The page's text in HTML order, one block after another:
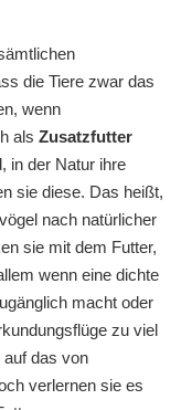
die Tiere zwar das
wenn
als Zusatzfutter
in der Natur ihre
sie diese. Das heißt,
nach natürlicher
sie mit dem Futter,
wenn eine dichte
macht oder
zu viel
auf das von
verlernen sie es